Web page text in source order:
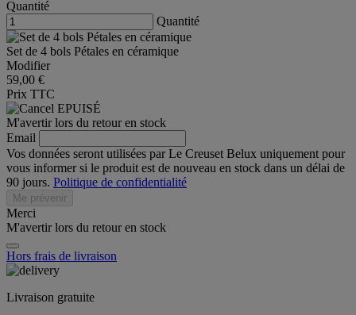
Quantité
Quantité
Set de 4 bols Pétales en céramique
Modifier
59,00 €
Prix TTC
EPUISÉ
M'avertir lors du retour en stock
Email
Vos données seront utilisées par Le Creuset Belux uniquement pour
vous informer si le produit est de nouveau en stock dans un délai de
90 jours. Politique de confidentialité
Me prévenir
Merci
M'avertir lors du retour en stock
Hors frais de livraison
Livraison gratuite